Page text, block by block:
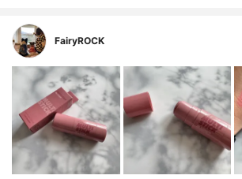
FairyROCK